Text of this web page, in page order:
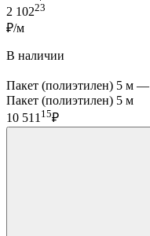
2 10223
₽/м
В наличии
Пакет (полиэтилен) 5 м —
Пакет (полиэтилен) 5 м
10 51115₽